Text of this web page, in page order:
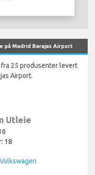
Madrid Barajas Airport
25 produsenter levert
Airport.
Utleie
18